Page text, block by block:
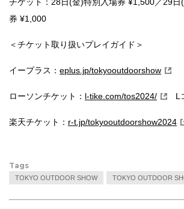
券 ¥1,000
＜チケット取り扱いプレイガイド＞
イープラス： eplus.jp/tokyooutdoorshow
ローソンチケット： l-tike.com/tos2024/ L
楽天チケット： r-t.jp/tokyooutdoorshow2024
Tags
TOKYO OUTDOOR SHOW TOKYO OUTDOOR